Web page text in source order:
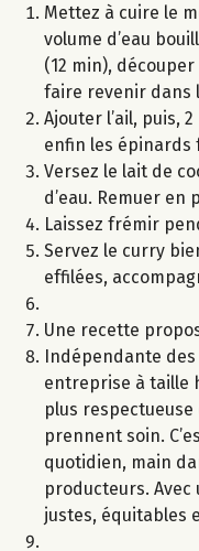
Mettez à cuire le
volume d’eau
(12 min),
faire revenir dans
Ajouter l’ail, puis,
enfin les épinards
Versez le lait de
d’eau. Remuer
Laissez frémir
Servez le curry
effilées,
Une recette
Indépendante
entreprise à taille
plus
prennent soin.
quotidien, main
producteurs.
justes, équitables